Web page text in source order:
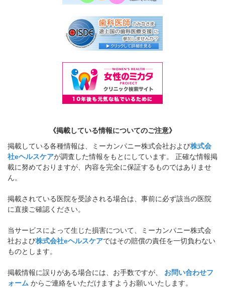
《掲載している情報についてのご注意》
掲載している各種情報は、ミーカンパニー株式会社および株式会
社eヘルスケアが調査した情報をもとにしています。 正確な情報掲
載に努めておりますが、内容を完全に保証するものではありませ
ん。
掲載されている医院を受診される場合は、事前に必ず該当の医院
に直接ご確認ください。
当サービスによって生じた損害について、ミーカンパニー株式会
社および株式会社eヘルスケアではその賠償の責任を一切負わない
ものとします。
掲載情報に誤りがある場合には、お手数ですが、 お問い合わせフ
ォーム からご連絡をいただけますようお願いいたします。